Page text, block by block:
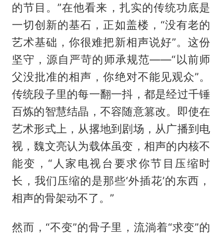
的节目。”在他看来，扎实的传统功底是
一切创新的基石，正如盖楼，“没有老的
艺术基础，你很难把新相声说好”。这份
坚守，源自严苛的师承规范——“以前师
父没批准的相声，你绝对不能见观众”。
传统段子里的每一翻一抖，都是经过千锤
百炼的智慧结晶，不容随意篡改。即使在
艺术形式上，从撂地到剧场，从广播到电
视，魏文亮认为载体虽变，相声的内核不
能变，“人家电视台要求你节目压缩时
长，我们压缩的是那些‘外插花’的东西，
相声的骨架动不了。”
然而，“不变”的骨子里，流淌着“求变”的